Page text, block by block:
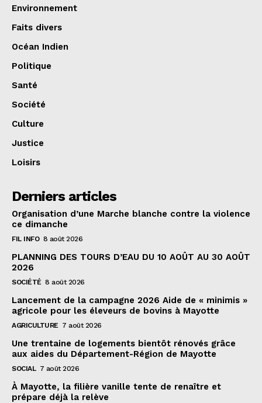
Environnement
Faits divers
Océan Indien
Politique
Santé
Société
Culture
Justice
Loisirs
Derniers articles
Organisation d’une Marche blanche contre la violence
ce dimanche
FIL INFO 8 août 2026
PLANNING DES TOURS D’EAU DU 10 AOÛT AU 30 AOÛT
2026
SOCIÉTÉ 8 août 2026
Lancement de la campagne 2026 Aide de « minimis »
agricole pour les éleveurs de bovins à Mayotte
AGRICULTURE 7 août 2026
Une trentaine de logements bientôt rénovés grâce
aux aides du Département-Région de Mayotte
SOCIAL 7 août 2026
À Mayotte, la filière vanille tente de renaître et
prépare déjà la relève